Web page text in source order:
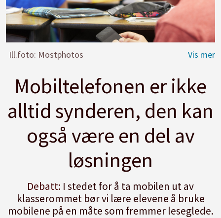
Ill.foto: Mostphotos
Mobiltelefonen er ikke
alltid synderen, den kan
også være en del av
løsningen
Debatt: I stedet for å ta mobilen ut av
klasserommet bør vi lære elevene å bruke
mobilene på en måte som fremmer leseglede.